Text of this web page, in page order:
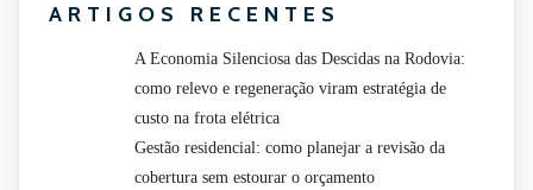
ARTIGOS RECENTES
A Economia Silenciosa das Descidas na Rodovia:
como relevo e regeneração viram estratégia de
custo na frota elétrica
Gestão residencial: como planejar a revisão da
cobertura sem estourar o orçamento